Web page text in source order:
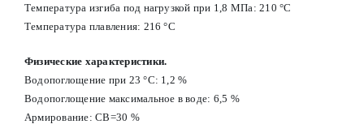
Температура изгиба под нагрузкой при 1,8 МПа: 210 °С
Температура плавления: 216 °С
Физические характеристики.
Водопоглощение при 23 °С: 1,2 %
Водопоглощение максимальное в воде: 6,5 %
Армирование: СВ=30 %